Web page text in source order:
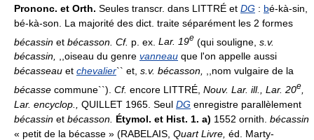
Prononc. et Orth. Seules transcr. dans LITTRÉ et DG : bé-kà-sin,
bé-kà-son. La majorité des dict. traite séparément les 2 formes
bécassin et bécasson. Cf. p. ex. Lar. 19e (qui souligne, s.v.
bécassin, ,,oiseau du genre vanneau que l'on appelle aussi
bécasseau et chevalier`` et, s.v. bécasson, ,,nom vulgaire de la
bécasse commune``). Cf. encore LITTRÉ, Nouv. Lar. ill., Lar. 20e
Lar. encyclop.,
QUILLET 1965. Seul DG enregistre parallèlement
bécassin et bécasson. Étymol. et Hist. 1. a) 1552 ornith. bécassin
« petit de la bécasse » (RABELAIS, Quart Livre, éd. Marty-